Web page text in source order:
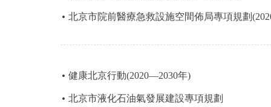
參與調查
北京概況
北京市院前醫療急救設施空間佈局專項規劃
健康北京行動(2020—2030年)
北京市液化石油氣發展建設專項規劃